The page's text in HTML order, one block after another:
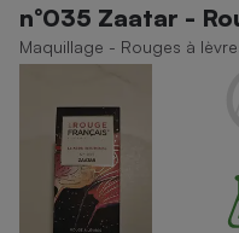
n°035 Zaatar -
Maquillage - Rouges à